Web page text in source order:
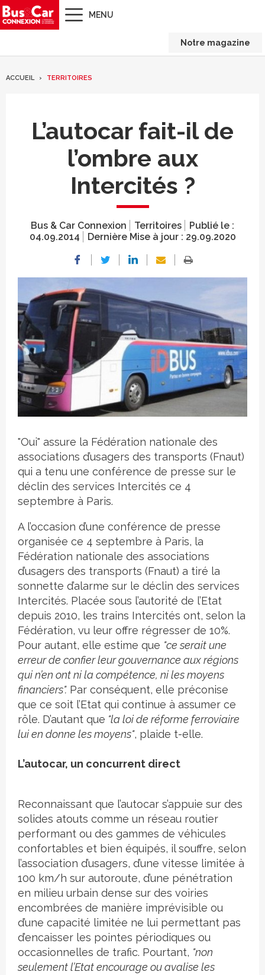
MENU
Notre magazine
ACCUEIL TERRITOIRES
L’autocar fait-il de
l’ombre aux
Intercités ?
Bus & Car Connexion Territoires
Publié le :
04.09.2014
Dernière Mise à jour : 29.09.2020
Crédit photo
"Oui" assure la Fédération nationale des
associations d’usagers des transports (Fnaut)
qui a tenu une conférence de presse sur le
déclin des services Intercités ce 4
septembre à Paris.
A l’occasion d’une conférence de presse
organisée ce 4 septembre à Paris, la
Fédération nationale des associations
d’usagers des transports (Fnaut) a tiré la
sonnette d’alarme sur le déclin des services
Intercités. Placée sous l’autorité de l’Etat
depuis 2010, les trains Intercités ont, selon la
Fédération, vu leur offre régresser de 10%.
Pour autant, elle estime que "ce serait une
erreur de confier leur gouvernance aux régions
qui n’en ont ni la compétence, ni les moyens
financiers". Par conséquent, elle préconise
que ce soit l’Etat qui continue à assumer ce
rôle. D’autant que "la loi de réforme ferroviaire
lui en donne les moyens", plaide t-elle.
L’autocar, un concurrent direct
Reconnaissant que l’autocar s’appuie sur des
solides atouts comme un réseau routier
performant ou des gammes de véhicules
confortables et bien équipés, il souffre, selon
l’association d’usagers, d’une vitesse limitée à
100 km/h sur autoroute, d’une pénétration
en milieu urbain dense sur des voiries
encombrées de manière imprévisible ou
d’une capacité limitée ne lui permettant pas
d’encaisser les pointes périodiques ou
occasionnelles de trafic. Pourtant, "non
seulement l’Etat encourage ou avalise les